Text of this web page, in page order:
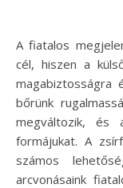
A fiatalos megjelenés megőrzése sokak számára fontos
cél, hiszen a
magabiztosságra
bőrünk
megváltozik, és
formájukat. A
számos
arcvonásaink